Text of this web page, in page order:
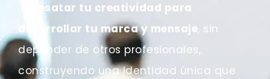
Desatar tu creatividad para
desarrollar tu marca y mensaje, sin
depender de otros profesionales,
construyendo una identidad única que